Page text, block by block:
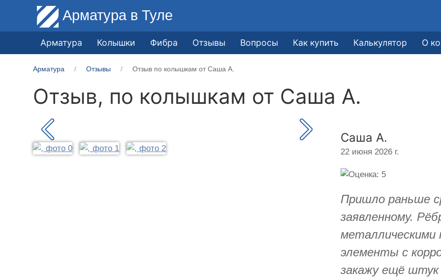
Арматура в Туле
Арматура Колышки Фибра Отзывы Вопросы Как купить Калькулятор О
Арматура Отзывы Отзыв по колышкам от Саша А.
Отзыв, по колышкам от Саша А.
Саша А.
22 июня 2026 г.
Пришло раньше
заявленному.
металлическими
элементы с
закажу ещё штук